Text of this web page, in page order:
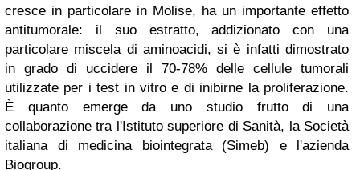
cresce in particolare in Molise, ha un importante effetto
antitumorale: il suo estratto, addizionato con una
particolare miscela di aminoacidi, si è infatti dimostrato
in grado di uccidere il 70-78% delle cellule tumorali
utilizzate per i test in vitro e di inibirne la proliferazione.
È quanto emerge da uno studio frutto di una
collaborazione tra l'Istituto superiore di Sanità, la Società
italiana di medicina biointegrata (Simeb) e l'azienda
Biogroup.